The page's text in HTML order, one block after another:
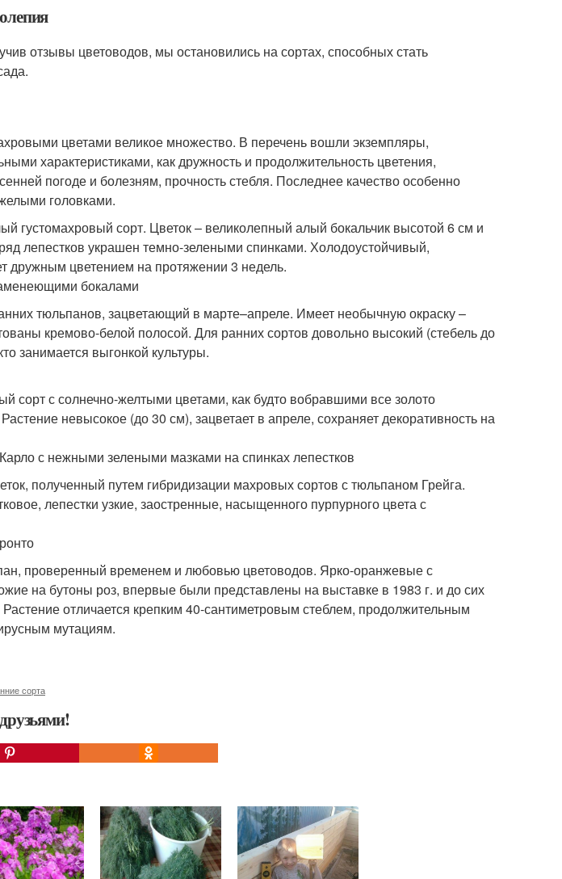
отзывы цветоводов, мы остановились на сортах, способных стать
цветами великое множество. В перечень вошли экземпляры,
характеристиками, как дружность и продолжительность цветения,
погоде и болезням, прочность стебля. Последнее качество особенно
головками.
густомахровый сорт. Цветок – великолепный алый бокальчик высотой 6 см и
лепестков украшен темно-зелеными спинками. Холодоустойчивый,
дружным цветением на протяжении 3 недель.
бокалами
тюльпанов, зацветающий в марте­–апреле. Имеет необычную окраску –
кремово-белой полосой. Для ранних сортов довольно высокий (стебель до
занимается выгонкой культуры.
сорт с солнечно-желтыми цветами, как будто вобравшими все золото
невысокое (до 30 см), зацветает в апреле, сохраняет декоративность на
с нежными зелеными мазками на спинках лепестков
полученный путем гибридизации махровых сортов с тюльпаном Грейга.
лепестки узкие, заостренные, насыщенного пурпурного цвета с
проверенный временем и любовью цветоводов. Ярко-оранжевые с
на бутоны роз, впервые были представлены на выставке в 1983 г. и до сих
Растение отличается крепким 40-сантиметровым стеблем, продолжительным
мутациям.
сорта